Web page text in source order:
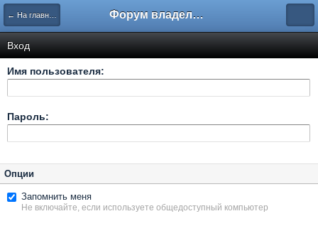
← На главную Форум владельцев интернет-магазинов
Вход
Имя пользователя:
Пароль:
Опции
Запомнить меня
Не включайте, если используете общедоступный компьютер